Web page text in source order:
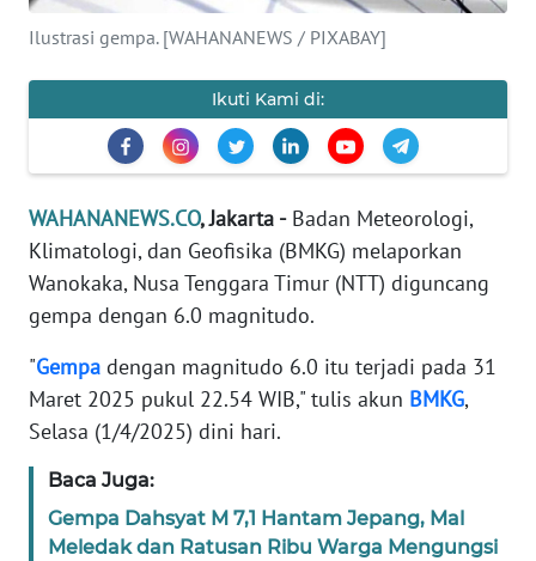
Ilustrasi gempa. [WAHANANEWS / PIXABAY]
Ikuti Kami di:
WAHANANEWS.CO, Jakarta -Badan Meteorologi,
Klimatologi, dan Geofisika (BMKG) melaporkan
Wanokaka, Nusa Tenggara Timur (NTT) diguncang
gempa dengan 6.0 magnitudo.
"Gempa dengan magnitudo 6.0 itu terjadi pada 31
Maret 2025 pukul 22.54 WIB," tulis akun BMKG,
Selasa (1/4/2025) dini hari.
Baca Juga:
Gempa Dahsyat M 7,1 Hantam Jepang, Mal
Meledak dan Ratusan Ribu Warga Mengungsi
SERBA-SERBI
PENDIDIKAN
OLAHRAGA
OPINI
EDITORIAL
INDEKS
BERITA
KONTAK
KAMI